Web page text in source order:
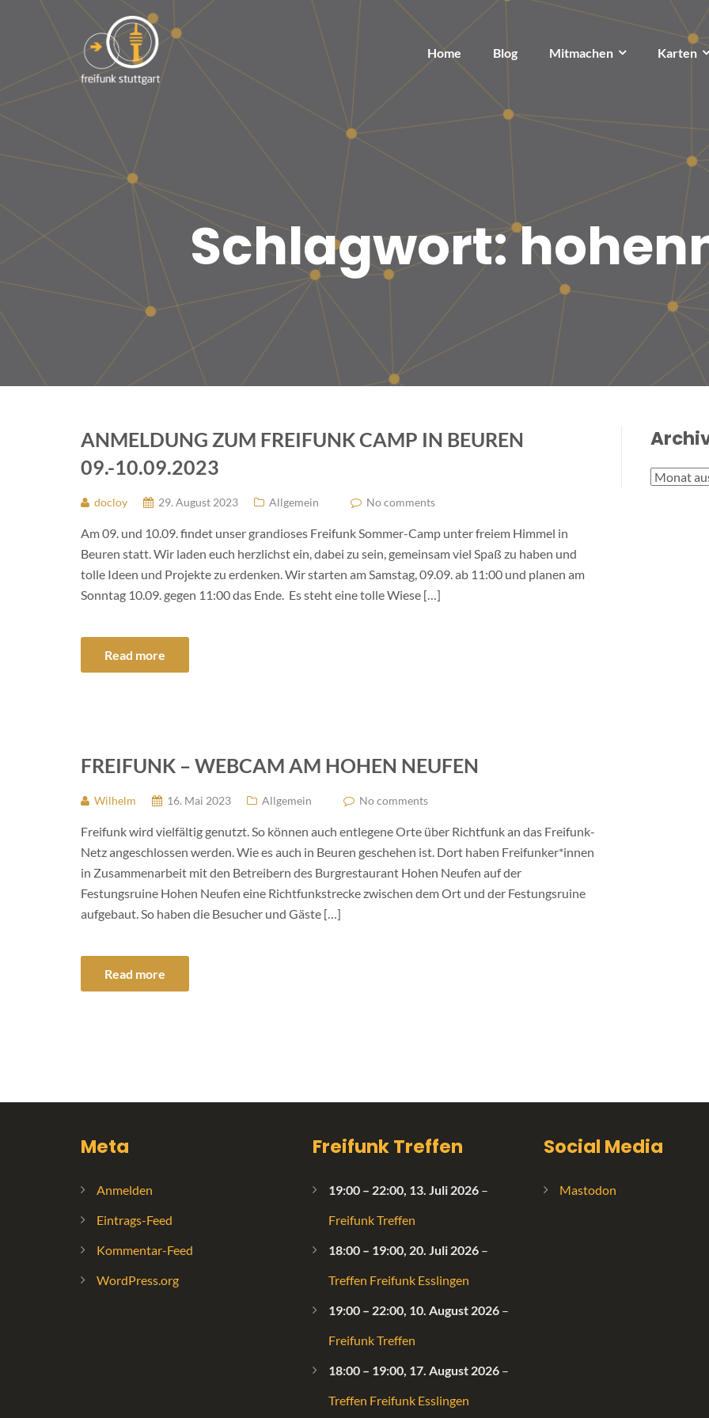
Home Blog Mitmachen Karten
Schlagwort:
ANMELDUNG ZUM FREIFUNK CAMP IN BEUREN
09.-10.09.2023
docloy 29. August 2023 Allgemein No comments
Am 09. und 10.09. findet unser grandioses Freifunk Sommer-Camp unter freiem Himmel in
Beuren statt. Wir laden euch herzlichst ein, dabei zu sein, gemeinsam viel Spaß zu haben und
tolle Ideen und Projekte zu erdenken. Wir starten am Samstag, 09.09. ab 11:00 und planen am
Sonntag 10.09. gegen 11:00 das Ende. Es steht eine tolle Wiese […]
Read more
FREIFUNK – WEBCAM AM HOHEN NEUFEN
Wilhelm 16. Mai 2023 Allgemein No comments
Freifunk wird vielfältig genutzt. So können auch entlegene Orte über Richtfunk an das Freifunk-
Netz angeschlossen werden. Wie es auch in Beuren geschehen ist. Dort haben Freifunker*innen
in Zusammenarbeit mit den Betreibern des Burgrestaurant Hohen Neufen auf der
Festungsruine Hohen Neufen eine Richtfunkstrecke zwischen dem Ort und der Festungsruine
aufgebaut. So haben die Besucher und Gäste […]
Read more
Archive
Meta
Anmelden
Eintrags-Feed
Kommentar-Feed
WordPress.org
Freifunk Treffen
19:00 – 22:00, 13. Juli 2026–
Freifunk Treffen
18:00 – 19:00, 20. Juli 2026–
Treffen Freifunk Esslingen
19:00 – 22:00, 10. August 2026–
Freifunk Treffen
18:00 – 19:00, 17. August 2026–
Treffen Freifunk Esslingen
Social Media
Mastodon